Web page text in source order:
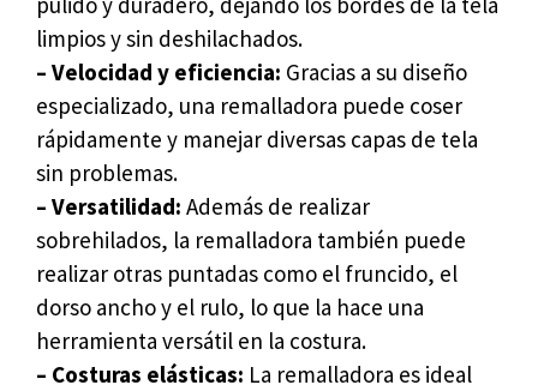
limpios y sin deshilachados.
– Velocidad y eficiencia: Gracias a su diseño
especializado, una remalladora puede coser
rápidamente y manejar diversas capas de tela
sin problemas.
– Versatilidad: Además de realizar
sobrehilados, la remalladora también puede
realizar otras puntadas como el fruncido, el
dorso ancho y el rulo, lo que la hace una
herramienta versátil en la costura.
– Costuras elásticas: La remalladora es ideal